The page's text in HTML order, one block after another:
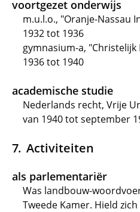
voortgezet onderwijs
m.u.l.o., "Oranje-Nassau
1932 tot 1936
gymnasium-a,
1936 tot 1940
academische studie
Nederlands recht, Vrije
van 1940 tot september
Activiteiten
als parlementariër
Was landbouw-
Tweede Kamer. Hield